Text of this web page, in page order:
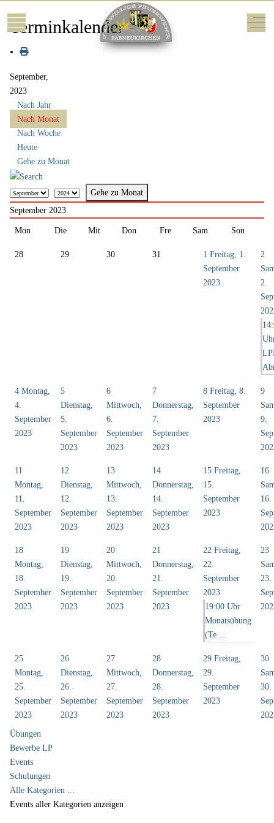
Mobile Menu Toggle Off-
Terminkalender
September,
2023
Nach Jahr
Nach Monat
Nach Woche
Heute
Gehe zu Monat
Gehe zu Monat
September 2023
Mon Die Mit Don Fre Sam Son
28 29 30 31 1 Freitag, 1.
September
2023
2
2.
4 Montag,
4.
September
2023
5
Dienstag,
5.
September
2023
6
Mittwoch,
6.
September
2023
7
Donnerstag,
7.
September
2023
8 Freitag, 8.
September
2023
9
9.
11
Montag,
11.
September
2023
12
Dienstag,
12.
September
2023
13
Mittwoch,
13.
September
2023
14
Donnerstag,
14.
September
2023
15 Freitag,
15.
September
2023
16
16.
18
Montag,
18.
September
2023
19
Dienstag,
19.
September
2023
20
Mittwoch,
20.
September
2023
21
Donnerstag,
21.
September
2023
22 Freitag,
22.
September
2023
19:00 Uhr
Monatsübung
(Te ...
23
23.
25
Montag,
25.
September
2023
26
Dienstag,
26.
September
2023
27
Mittwoch,
27.
September
2023
28
Donnerstag,
28.
September
2023
29 Freitag,
29.
September
2023
30
30.
Übungen
Bewerbe LP
Events
Schulungen
Alle Kategorien ...
Events aller Kategorien anzeigen